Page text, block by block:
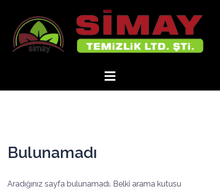
Bulunamadı
Aradığınız sayfa bulunamadı. Belki arama kutusu